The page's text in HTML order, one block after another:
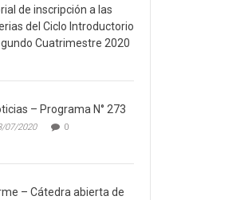
de inscripción a las
del Ciclo Introductorio
Cuatrimestre 2020
– Programa N° 273
07/2020 0
– Cátedra abierta de